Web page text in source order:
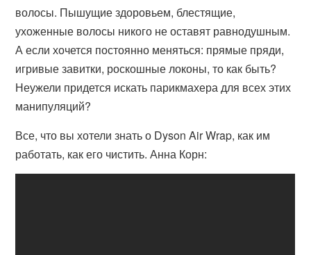
волосы. Пышущие здоровьем, блестящие,
ухоженные волосы никого не оставят равнодушным.
А если хочется постоянно меняться: прямые пряди,
игривые завитки, роскошные локоны, то как быть?
Неужели придется искать парикмахера для всех этих
манипуляций?
Все, что вы хотели знать о Dyson Air Wrap, как им
работать, как его чистить. Анна Корн: